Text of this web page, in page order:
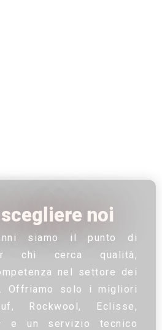
noi
siamo il punto di
chi cerca qualità,
nel settore dei
Offriamo solo i migliori
Rockwool, Eclisse,
e un servizio tecnico